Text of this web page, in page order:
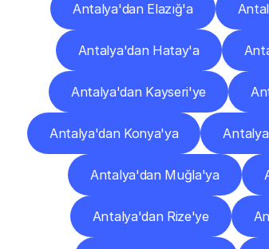
Antalya'dan Elazığ'a
Antalya'dan Hatay'a
Antalya'dan Kayseri'ye
Antalya'dan Konya'ya
Antalya'dan Muğla'ya
Antalya'dan Rize'ye